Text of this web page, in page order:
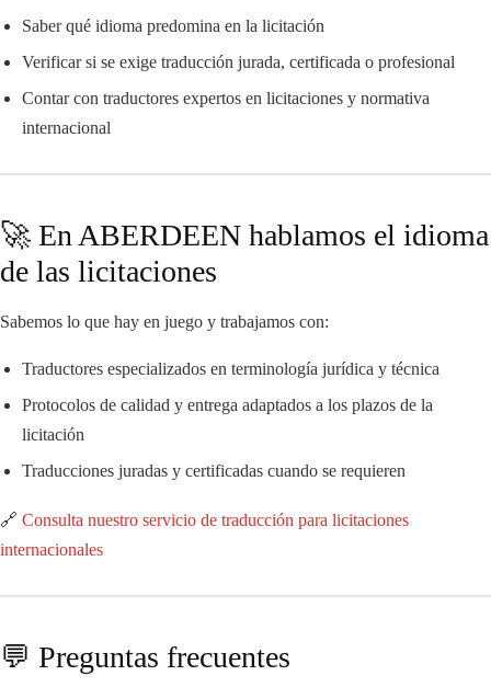
Saber qué idioma predomina en la licitación
Verificar si se exige traducción jurada, certificada o profesional
Contar con traductores expertos en licitaciones y normativa
internacional
🚀 En ABERDEEN hablamos el idioma
de las licitaciones
Sabemos lo que hay en juego y trabajamos con:
Traductores especializados en terminología jurídica y técnica
Protocolos de calidad y entrega adaptados a los plazos de la
licitación
Traducciones juradas y certificadas cuando se requieren
🔗 Consulta nuestro servicio de traducción para licitaciones
internacionales
💬 Preguntas frecuentes